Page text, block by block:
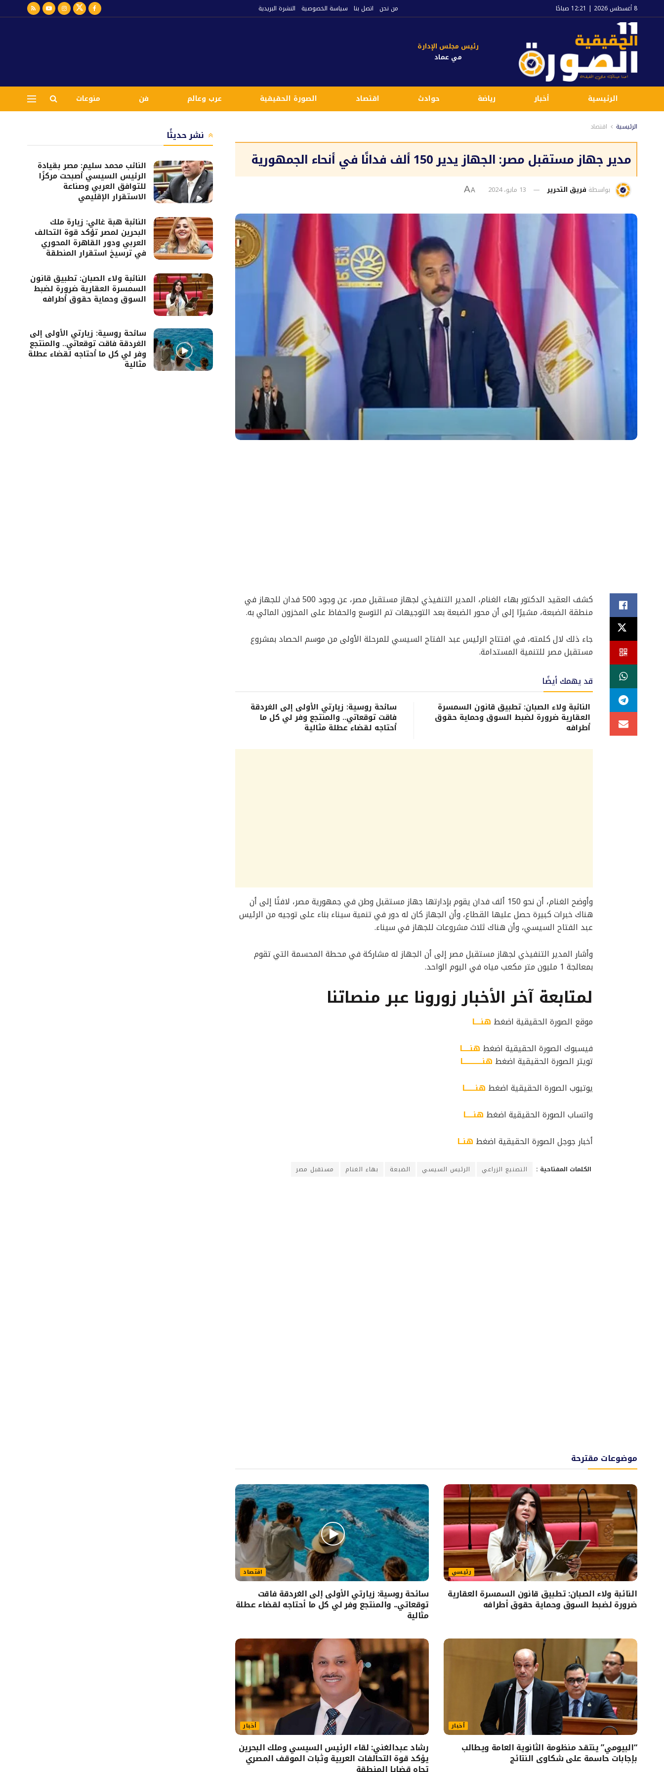
8 أغسطس 2026 | 12:21 صباحًا من نحن اتصل بنا سياسة الخصوصية النشرة البريدية
رئيس مجلس الإدارة
مي عماد
الرئيسية أخبار رياضة حوادث اقتصاد الصورة الحقيقية عرب وعالم فن منوعات
الرئيسية اقتصاد
مدير جهاز مستقبل مصر: الجهاز يدير 150 ألف فدانًا في أنحاء الجمهورية
بواسطة فريق التحرير 13 مايو، 2024 A
A
كشف العقيد الدكتور بهاء الغنام، المدير التنفيذي لجهاز مستقبل مصر، عن وجود 500 فدان للجهاز في
منطقة الضبعة، مشيرًا إلى أن محور الضبعة بعد التوجيهات تم التوسع والحفاظ على المخزون المائي به.
جاء ذلك لال كلمته، في افتتاح الرئيس عبد الفتاح السيسي للمرحلة الأولى من موسم الحصاد بمشروع
مستقبل مصر للتنمية المستدامة.
قد يهمك أيضًا
النائبة ولاء الصبان: تطبيق قانون السمسرة
العقارية ضرورة لضبط السوق وحماية حقوق
أطرافه
سائحة روسية: زيارتي الأولى إلى الغردقة
فاقت توقعاتي.. والمنتجع وفر لي كل ما
أحتاجه لقضاء عطلة مثالية
وأوضح الغنام، أن نحو 150 ألف فدان يقوم بإدارتها جهاز مستقبل وطن في جمهورية مصر، لافتًا إلى أن
هناك خبرات كبيرة حصل عليها القطاع، وأن الجهاز كان له دور في تنمية سيناء بناء على توجيه من الرئيس
عبد الفتاح السيسي، وأن هناك ثلاث مشروعات للجهاز في سيناء.
وأشار المدير التنفيذي لجهاز مستقبل مصر إلى أن الجهاز له مشاركة في محطة المحسمة التي تقوم
بمعالجة 1 مليون متر مكعب مياه في اليوم الواحد.
لمتابعة آخر الأخبار زورونا عبر منصاتنا
موقع الصورة الحقيقية اضغط هنــــا
فيسبوك الصورة الحقيقية اضغط هنـــــا
تويتر الصورة الحقيقية اضغط هنـــــــــــــا
يوتيوب الصورة الحقيقية اضغط هنـــــــا
واتساب الصورة الحقيقية اضغط هنـــــا
أخبار جوجل الصورة الحقيقية اضغط هنــا
الكلمات المفتاحية : التصنيع الزراعي الرئيس السيسي الضبعة بهاء الغنام مستقبل مصر
موضوعات مقترحة
رئيسي
النائبة ولاء الصبان: تطبيق قانون السمسرة العقارية
ضرورة لضبط السوق وحماية حقوق أطرافه
اقتصاد
سائحة روسية: زيارتي الأولى إلى الغردقة فاقت
توقعاتي.. والمنتجع وفر لي كل ما أحتاجه لقضاء عطلة
مثالية
أخبار
“البيومي” ينتقد منظومة الثانوية العامة ويطالب
بإجابات حاسمة على شكاوى النتائج
أخبار
رشاد عبدالغني: لقاء الرئيس السيسي وملك البحرين
يؤكد قوة التحالفات العربية وثبات الموقف المصري
نشر حديثًا
النائب محمد سليم: مصر بقيادة
الرئيس السيسي أصبحت مركزًا
للتوافق العربي وصناعة
الاستقرار الإقليمي
النائبة هبة غالي: زيارة ملك
البحرين لمصر تؤكد قوة التحالف
العربي ودور القاهرة المحوري
في ترسيخ استقرار المنطقة
النائبة ولاء الصبان: تطبيق قانون
السمسرة العقارية ضرورة لضبط
السوق وحماية حقوق أطرافه
سائحة روسية: زيارتي الأولى إلى
الغردقة فاقت توقعاتي.. والمنتجع
وفر لي كل ما أحتاجه لقضاء عطلة
مثالية